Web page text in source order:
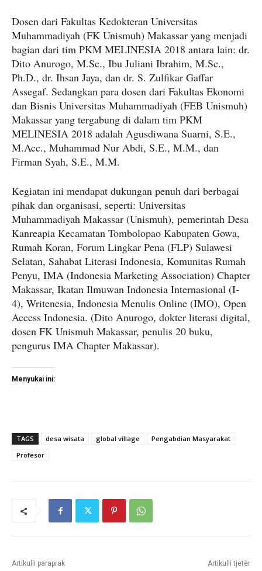
Dosen dari Fakultas Kedokteran Universitas
Muhammadiyah (FK Unismuh) Makassar yang menjadi
bagian dari tim PKM MELINESIA 2018 antara lain: dr.
Dito Anurogo, M.Sc., Ibu Juliani Ibrahim, M.Sc.,
Ph.D., dr. Ihsan Jaya, dan dr. S. Zulfikar Gaffar
Assegaf. Sedangkan para dosen dari Fakultas Ekonomi
dan Bisnis Universitas Muhammadiyah (FEB Unismuh)
Makassar yang tergabung di dalam tim PKM
MELINESIA 2018 adalah Agusdiwana Suarni, S.E.,
M.Acc., Muhammad Nur Abdi, S.E., M.M., dan
Firman Syah, S.E., M.M.
Kegiatan ini mendapat dukungan penuh dari berbagai
pihak dan organisasi, seperti: Universitas
Muhammadiyah Makassar (Unismuh), pemerintah Desa
Kanreapia Kecamatan Tombolopao Kabupaten Gowa,
Rumah Koran, Forum Lingkar Pena (FLP) Sulawesi
Selatan, Sahabat Literasi Indonesia, Komunitas Rumah
Penyu, IMA (Indonesia Marketing Association) Chapter
Makassar, Ikatan Ilmuwan Indonesia Internasional (I-
4), Writenesia, Indonesia Menulis Online (IMO), Open
Access Indonesia. (Dito Anurogo, dokter literasi digital,
dosen FK Unismuh Makassar, penulis 20 buku,
pengurus IMA Chapter Makassar).
Menyukai ini:
TAGS desa wisata global village
Pengabdian Masyarakat
Profesor
Artikulli paraprak Artikulli tjetër